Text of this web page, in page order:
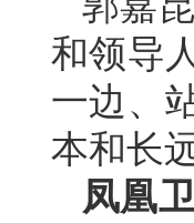
和领导
一边、
本和长
凤凰